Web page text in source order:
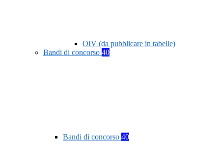
OIV (da pubblicare in tabelle)
Bandi di concorso 40
Bandi di concorso 40